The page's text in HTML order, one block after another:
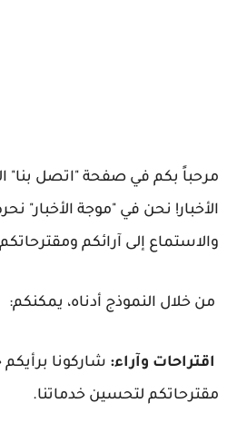
مرحباً بكم في صفحة "اتصل بنا"
الأخبار! نحن في "موجة الأخبار"
والاستماع إلى آرائكم
من خلال النموذج أدناه، يمكنكم:
اقتراحات وآراء: شاركونا
مقترحاتكم لتحسين خدماتنا.